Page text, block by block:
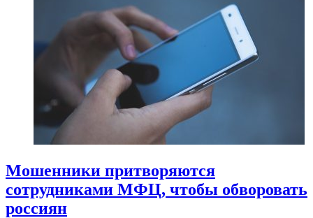
Мошенники притворяются
сотрудниками МФЦ, чтобы обворовать
россиян